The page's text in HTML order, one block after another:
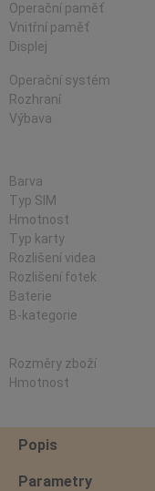
Operační paměť
Vnitřní paměť
Displej
Operační systém
Rozhraní
Výbava
Barva
Typ SIM
Hmotnost
Typ karty
Rozlišení videa
Rozlišení fotek
Baterie
B-kategorie
Rozměry zboží
Hmotnost
Popis
Parametry